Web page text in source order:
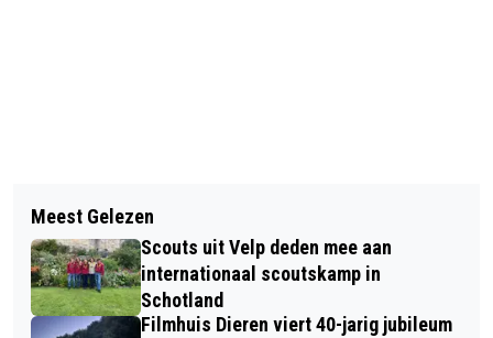
DE PROVINCIE WIL DE N348 IN
SPANKEREN VEILIGER MAKEN
ZWEMVERENIGING PFC RHEDEN BIEDT
BOOM AAN TER ERE VAN OPENING
BILJOENBAD
Meest Gelezen
Scouts uit Velp deden mee aan
internationaal scoutskamp in
Schotland
Filmhuis Dieren viert 40-jarig jubileum